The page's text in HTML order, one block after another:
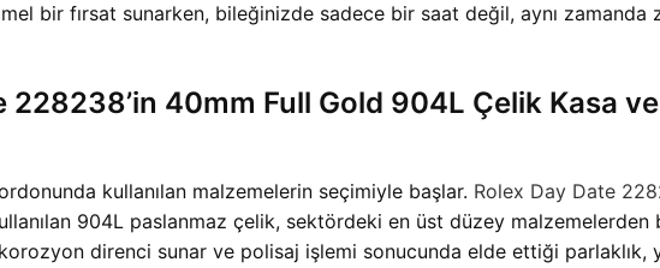
bir fırsat sunarken, bileğinizde sadece bir saat değil, aynı zamanda
40mm Full Gold 904L Çelik Kasa
kullanılan malzemelerin seçimiyle başlar. Rolex Day Date
904L paslanmaz çelik, sektördeki en üst düzey malzemelerden
direnci sunar ve polisaj işlemi sonucunda elde ettiği parlaklık,